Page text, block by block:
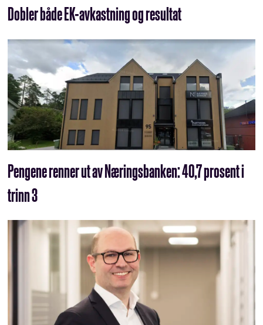
Dobler både EK-avkastning og resultat
Pengene renner ut av Næringsbanken: 40,7 prosent i
trinn 3